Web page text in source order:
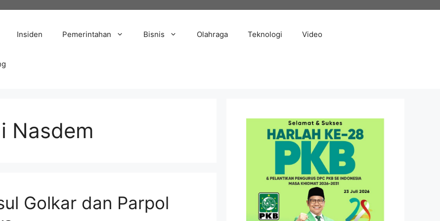
Insiden Pemerintahan Bisnis Olahraga Teknologi Video
Nasdem
Golkar dan Parpol